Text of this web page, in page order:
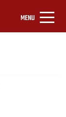
MENU